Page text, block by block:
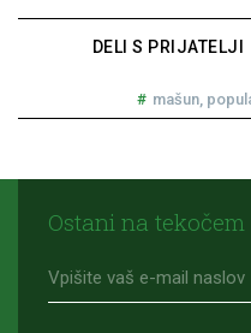
DELI S PRIJATELJI
mašun
Ostani na tekočem